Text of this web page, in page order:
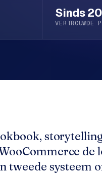
Sinds
VERTROUWDE
de
tweede systeem